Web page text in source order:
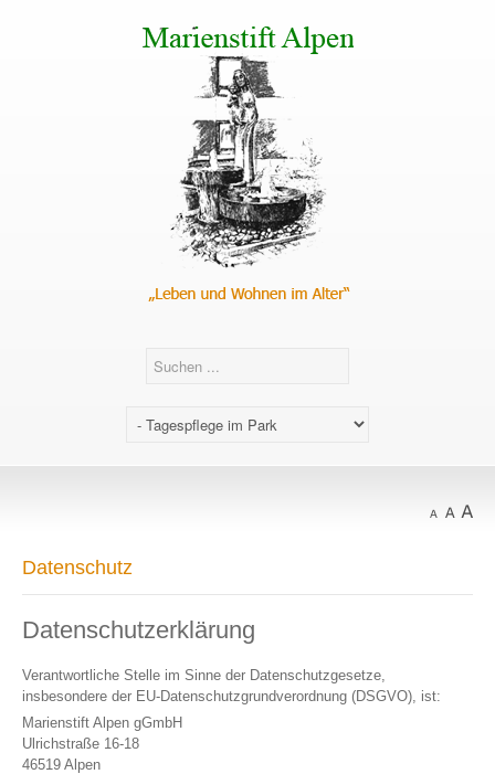
Datenschutz
Datenschutzerklärung
Verantwortliche Stelle im Sinne der Datenschutzgesetze,
insbesondere der EU-Datenschutzgrundverordnung (DSGVO), ist:
Marienstift Alpen gGmbH
Ulrichstraße 16-18
46519 Alpen